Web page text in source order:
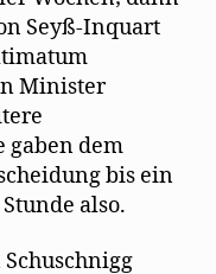
Seyß-Inquart
Minister
gaben dem
bis ein
also.